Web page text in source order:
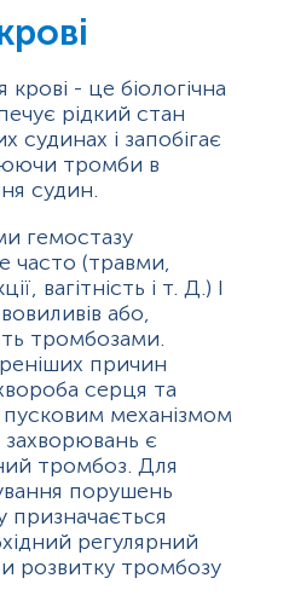
- це біологічна
рідкий стан
судинах і запобігає
тромби в
судин.
гемостазу
часто (травми,
вагітність і т. Д.) І
або,
тромбозами.
причин
серця та
механізмом
є
тромбоз. Для
порушень
призначається
регулярний
розвитку тромбозу